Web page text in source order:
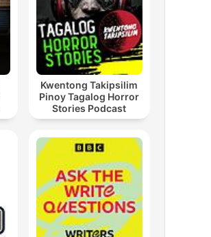
Kwentong Takipsilim
Pinoy Tagalog Horror
Stories Podcast